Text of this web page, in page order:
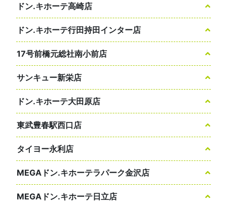
ドン.キホーテ高崎店
ドン.キホーテ行田持田インター店
17号前橋元総社南小前店
サンキュー新栄店
ドン.キホーテ大田原店
東武豊春駅西口店
タイヨー永利店
MEGAドン.キホーテラパーク金沢店
MEGAドン.キホーテ日立店